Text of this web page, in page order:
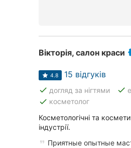
Херсон
Полтава
Чернігів
Черкаси
Вікторія, салон краси
4.8 15 відгуків
done догляд за нігтями done
done косметолог
Косметологічні та
індустрії.
Приятные опытные